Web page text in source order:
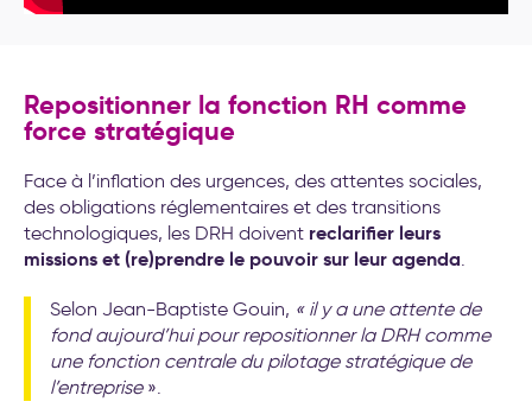
Repositionner la fonction RH comme
force stratégique
Face à l’inflation des urgences, des attentes sociales,
des obligations réglementaires et des transitions
technologiques, les DRH doivent reclarifier leurs
missions et (re)prendre le pouvoir sur leur agenda.
Selon Jean-Baptiste Gouin, « il y a une attente de
fond aujourd’hui pour repositionner la DRH comme
une fonction centrale du pilotage stratégique de
l’entreprise».